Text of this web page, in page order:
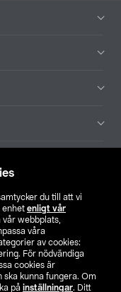
du till att vi
enhet enligt vår
webbplats,
våra
av cookies:
För nödvändiga
cookies är
kunna fungera. Om
på inställningar. Ditt